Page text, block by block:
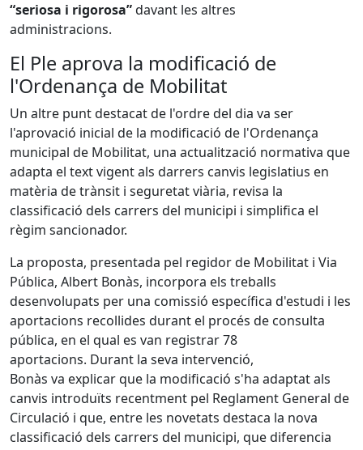
“seriosa i rigorosa”davant les altres
administracions.
El Ple aprova la modificació de
l'Ordenança de Mobilitat
Un altre punt destacat de l'ordre del dia va ser
l'aprovació inicial de la modificació de l'Ordenança
municipal de Mobilitat, una actualització normativa que
adapta el text vigent als darrers canvis legislatius en
matèria de trànsit i seguretat viària, revisa la
classificació dels carrers del municipi i simplifica el
règim sancionador.
La proposta, presentada pel regidor de Mobilitat i Via
Pública, Albert Bonàs, incorpora els treballs
desenvolupats per una comissió específica d'estudi i les
aportacions recollides durant el procés de consulta
pública, en el qual es van registrar 78
aportacions. Durant la seva intervenció,
Bonàs va explicar que la modificació s'ha adaptat als
canvis introduïts recentment pel Reglament General de
Circulació i que, entre les novetats destaca la nova
classificació dels carrers del municipi, que diferencia